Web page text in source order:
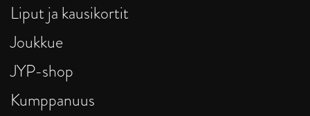
Liput ja kausikortit
Joukkue
JYP-shop
Kumppanuus